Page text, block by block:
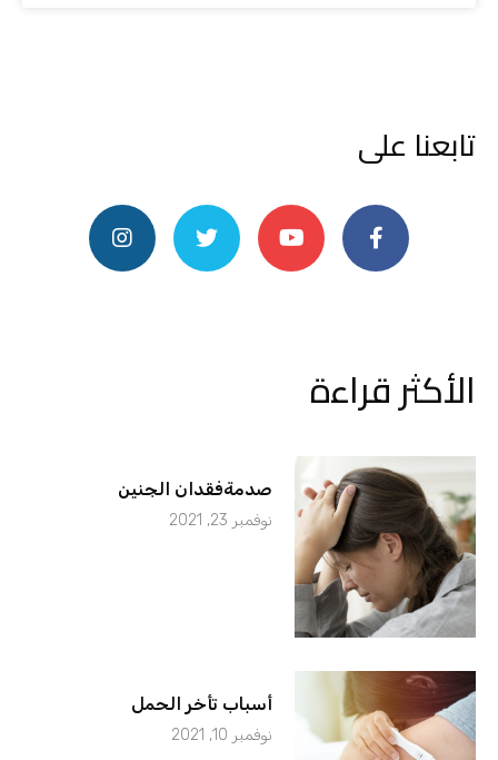
تابعنا على
الأكثر قراءة
صدمةفقدان الجنين
نوفمبر 23, 2021
أسباب تأخر الحمل
نوفمبر 10, 2021